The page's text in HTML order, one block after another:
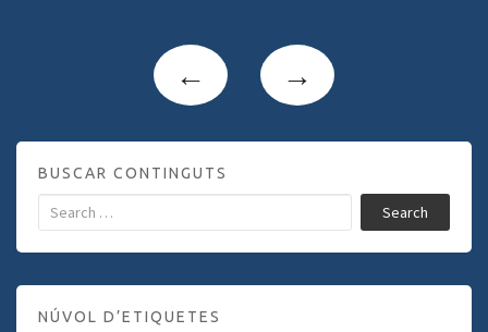
← →
BUSCAR CONTINGUTS
Search
NÚVOL D’ETIQUETES